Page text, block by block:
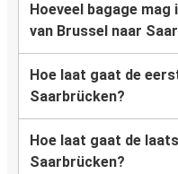
Hoeveel bagage mag
van Brussel naar
Hoe laat gaat de
Saarbrücken?
Hoe laat gaat de
Saarbrücken?